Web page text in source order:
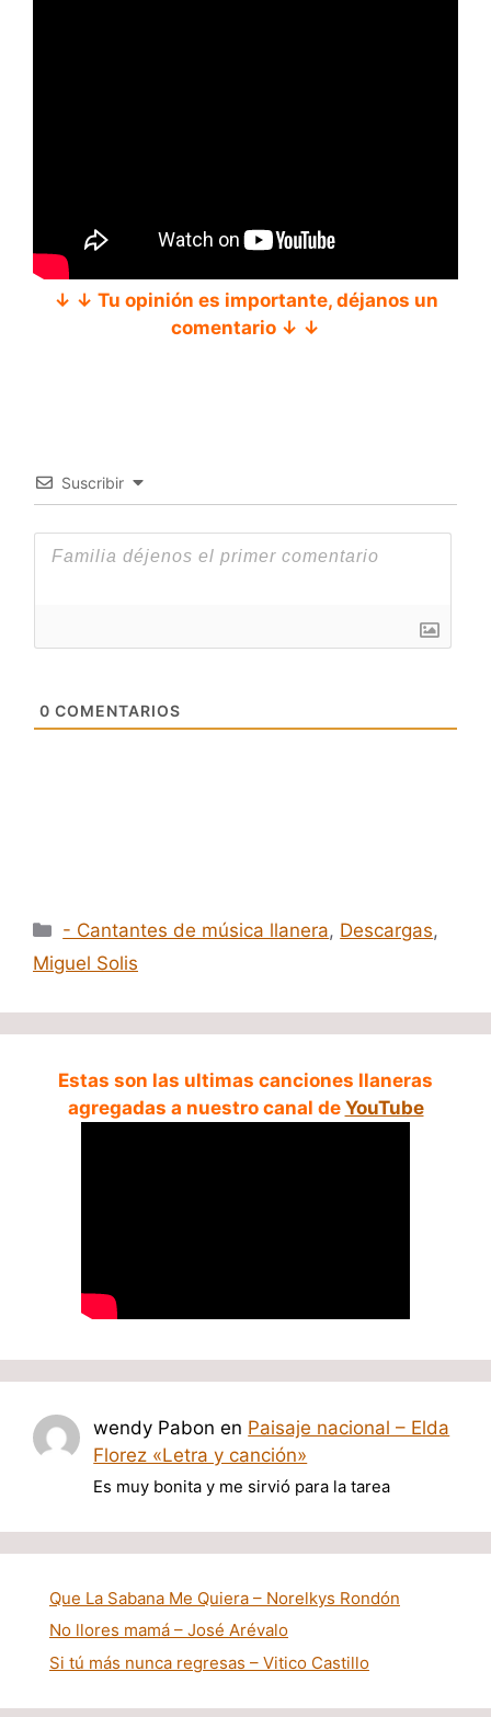
↓ ↓ Tu opinión es importante, déjanos un
comentario ↓ ↓
Suscribir
0 COMENTARIOS
Categorías
- Cantantes de música llanera, Descargas,
Miguel Solis
Estas son las ultimas canciones llaneras
agregadas a nuestro canal de YouTube
wendy Pabon en Paisaje nacional – Elda
Florez «Letra y canción»
Es muy bonita y me sirvió para la tarea
Que La Sabana Me Quiera – Norelkys Rondón
No llores mamá – José Arévalo
Si tú más nunca regresas – Vitico Castillo